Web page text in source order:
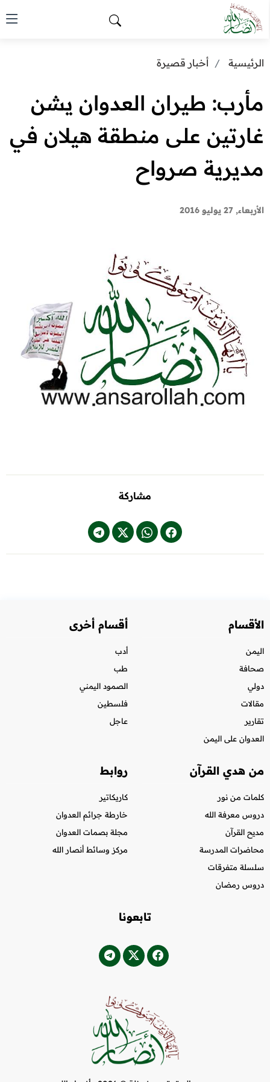
الرئيسية أخبار قصيرة
مأرب: طيران العدوان يشن
غارتين على منطقة هيلان في
مديرية صرواح
الأربعاء, 27 يوليو 2016
مشاركة
الأقسام
اليمن
صحافة
دولي
مقالات
تقارير
العدوان على اليمن
أقسام أخرى
أدب
طب
الصمود اليمني
فلسطين
عاجل
من هدي القرآن
كلمات من نور
دروس معرفة الله
مديح القرآن
محاضرات المدرسة
سلسلة متفرقات
دروس رمضان
روابط
كاريكاتير
خارطة جرائم العدوان
مجلة بصمات العدوان
مركز وسائط أنصار الله
تابعونا